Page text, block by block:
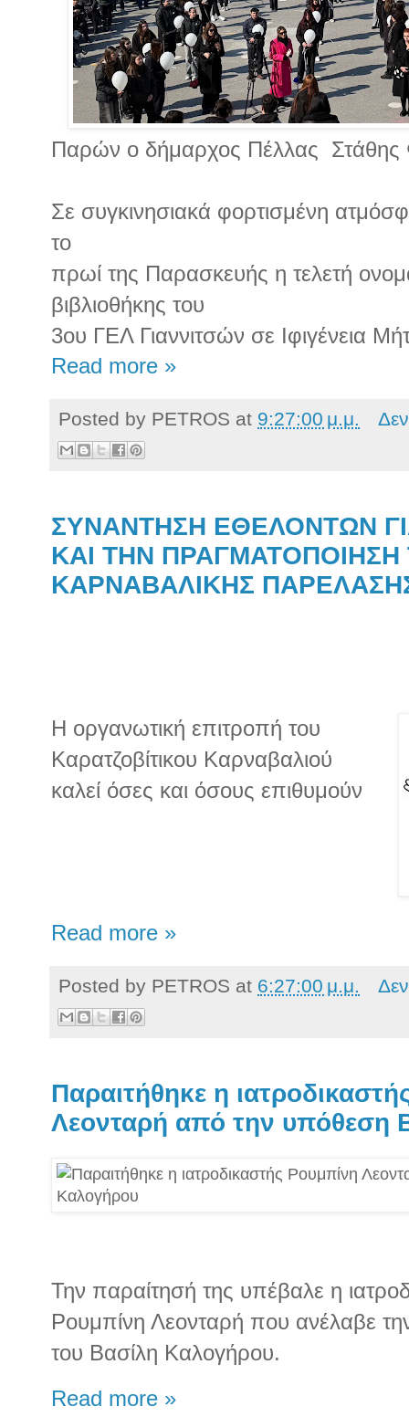
Παρών ο δήμαρχος Πέλλας Στάθης
Σε συγκινησιακά φορτισμένη
το
πρωί της Παρασκευής η τελετή
βιβλιοθήκης του
3ου ΓΕΛ Γιαννιτσών σε Ιφιγένεια
Read more »
Posted by PETROS at 9:27:00 μ.μ.
ΣΥΝΑΝΤΗΣΗ ΕΘΕΛΟΝΤΩΝ
ΚΑΙ ΤΗΝ ΠΡΑΓΜΑΤΟΠΟΙΗΣΗ
ΚΑΡΝΑΒΑΛΙΚΗΣ
Η οργανωτική επιτροπή του
Καρατζοβίτικου Καρναβαλιού
καλεί όσες και όσους επιθυμούν
Read more »
Posted by PETROS at 6:27:00 μ.μ.
Παραιτήθηκε η
Λεονταρή από την υπόθεση
Την παραίτησή της υπέβαλε η
Ρουμπίνη Λεονταρή που ανέλαβε
του Βασίλη Καλογήρου.
Read more »